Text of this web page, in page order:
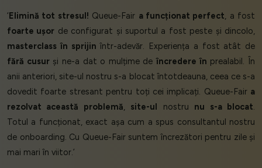
‘ Elimină tot stresul! Queue-Fair a funcționat perfect, a fost
foarte ușor de configurat și suportul a fost peste și dincolo,
masterclass în sprijin într-adevăr. Experiența a fost atât de
fără cusurși ne-a dat o mulțime deîncredere în prealabil. În
anii anteriori, site-ul nostru s-a blocat întotdeauna, ceea ce s-a
dovedit foarte stresant pentru toți cei implicați. Queue-Fair a
rezolvat această problemă, site-ul nostru nu s-a blocat.
Totul a funcționat, exact așa cum a spus consultantul nostru
de onboarding. Cu Queue-Fair suntem încrezători pentru zile și
mai mari în viitor.’